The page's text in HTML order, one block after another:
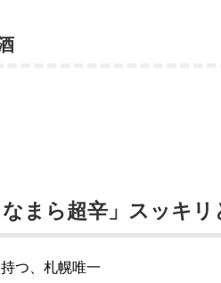
なまら超辛」スッキ
つ、札幌唯一